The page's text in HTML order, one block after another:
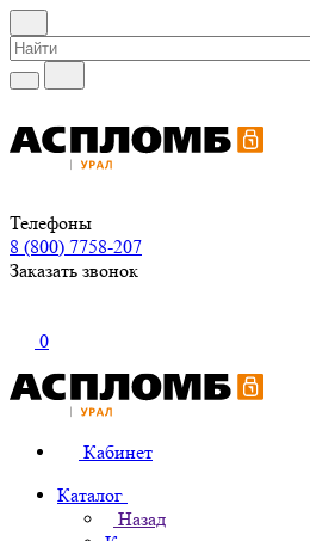
Телефоны
8 (800) 7758-207
Заказать звонок
0
Кабинет
Каталог
Назад